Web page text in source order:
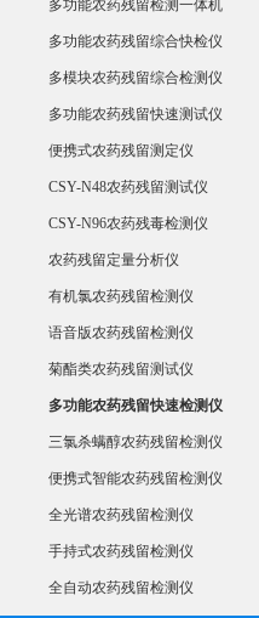
多功能农药残留检测一体机
多功能农药残留综合快检仪
多模块农药残留综合检测仪
多功能农药残留快速测试仪
便携式农药残留测定仪
CSY-N48农药残留测试仪
CSY-N96农药残毒检测仪
农药残留定量分析仪
有机氯农药残留检测仪
语音版农药残留检测仪
菊酯类农药残留测试仪
多功能农药残留快速检测仪
三氯杀螨醇农药残留检测仪
便携式智能农药残留检测仪
全光谱农药残留检测仪
手持式农药残留检测仪
全自动农药残留检测仪